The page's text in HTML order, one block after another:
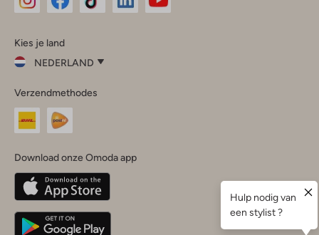
InstagramFacebook
Kies je land
NEDERLAND
je
land
Nederland
Belgique(Français)
Deutschland
Verzendmethodes
Download onze Omoda app